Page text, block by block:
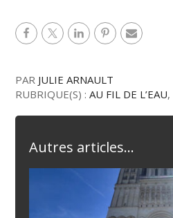
PAR JULIE ARNAULT
RUBRIQUE(S) :AU FIL DE L’EAU,
Autres articles...